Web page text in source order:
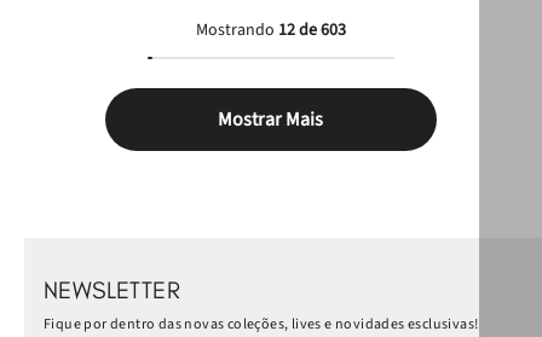
Mostrando 12 de 603
Mostrar Mais
NEWSLETTER
Fique por dentro das novas coleções, lives e novidades esclusivas!